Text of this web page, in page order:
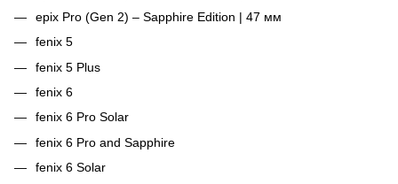
epix Pro (Gen 2) – Sapphire Edition | 47 мм
fenix 5
fenix 5 Plus
fenix 6
fenix 6 Pro Solar
fenix 6 Pro and Sapphire
fenix 6 Solar